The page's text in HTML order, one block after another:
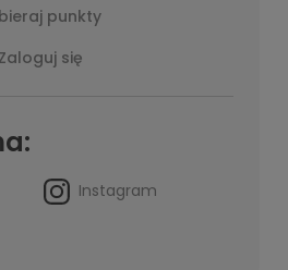
punkty
się
Instagram